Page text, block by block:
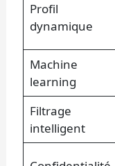
Profil
dynamique
Machine
learning
Filtrage
intelligent